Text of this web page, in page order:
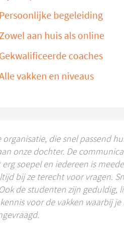
begeleiding
aan huis als online
coaches
vakken en niveaus
organisatie, die snel passend
onze dochter. De
soepel en iedereen is
bij ze terecht voor vragen.
de studenten zijn geduldig,
voor de vakken waarbij je